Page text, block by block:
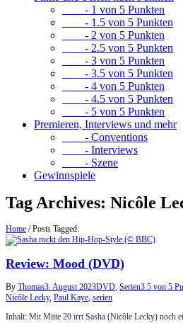
- 1 von 5 Punkten
- 1.5 von 5 Punkten
- 2 von 5 Punkten
- 2.5 von 5 Punkten
- 3 von 5 Punkten
- 3.5 von 5 Punkten
- 4 von 5 Punkten
- 4.5 von 5 Punkten
- 5 von 5 Punkten
Premieren, Interviews und mehr
- Conventions
- Interviews
- Szene
Gewinnspiele
Tag Archives: Nicôle
Home /Posts Tagged:
Review: Mood (DVD)
By Thomas3. August 2023DVD, Serien3.5 von 5
Nicôle Lecky, Paul Kaye, serien
Inhalt: Mit Mitte 20 irrt Sasha (Nicôle Lecky) noch